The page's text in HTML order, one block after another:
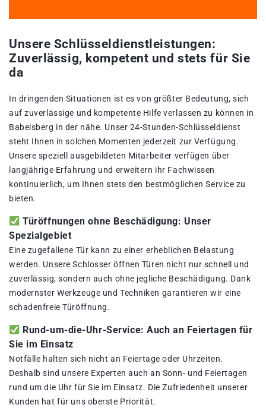
Unsere Schlüsseldienstleistungen:
Zuverlässig, kompetent und stets für Sie
da
In dringenden Situationen ist es von größter Bedeutung, sich
auf zuverlässige und kompetente Hilfe verlassen zu können in
Babelsberg in der nähe. Unser 24-Stunden-Schlüsseldienst
steht Ihnen in solchen Momenten jederzeit zur Verfügung.
Unsere speziell ausgebildeten Mitarbeiter verfügen über
langjährige Erfahrung und erweitern ihr Fachwissen
kontinuierlich, um Ihnen stets den bestmöglichen Service zu
bieten.
Türöffnungen ohne Beschädigung: Unser
Spezialgebiet
Eine zugefallene Tür kann zu einer erheblichen Belastung
werden. Unsere Schlosser öffnen Türen nicht nur schnell und
zuverlässig, sondern auch ohne jegliche Beschädigung. Dank
modernster Werkzeuge und Techniken garantieren wir eine
schadenfreie Türöffnung.
Rund-um-die-Uhr-Service: Auch an Feiertagen für
Sie im Einsatz
Notfälle halten sich nicht an Feiertage oder Uhrzeiten.
Deshalb sind unsere Experten auch an Sonn- und Feiertagen
rund um die Uhr für Sie im Einsatz. Die Zufriedenheit unserer
Kunden hat für uns oberste Priorität.